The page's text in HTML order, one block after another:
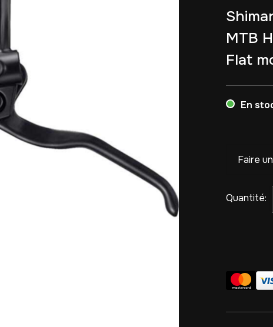
MTB
Flat
En
Faire
Quantité: